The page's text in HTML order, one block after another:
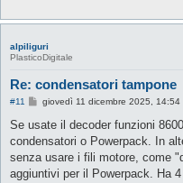
alpiliguri
PlasticoDigitale
Re: condensatori tampone
#11
M
s
a
g
i
giovedì 11 dicembre 2025, 14:54
Se usate il decoder funzioni
condensatori o Powerpack. In
senza usare i fili motore, come
aggiuntivi per il Powerpack. Ha